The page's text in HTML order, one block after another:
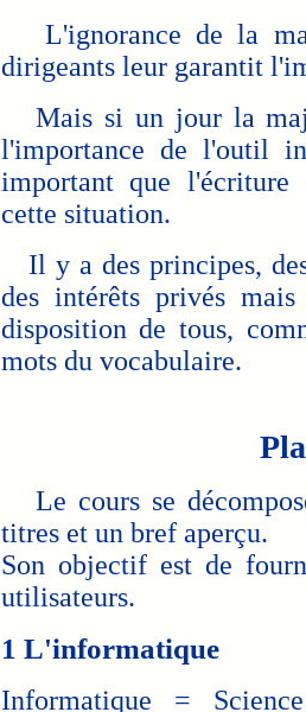
L'ignorance de la
dirigeants leur garantit
Mais si un jour la
l'importance de l'outil
important que l'écriture
cette situation.
Il y a des principes,
des intérêts privés
disposition de tous,
mots du vocabulaire.
Le cours se
titres et un bref aperçu.
Son objectif est de
utilisateurs.
1 L'informatique
Informatique =